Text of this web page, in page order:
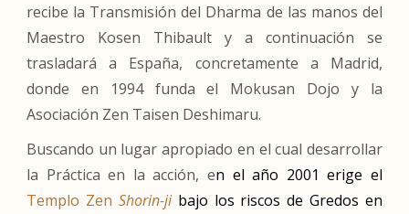
recibe la Transmisión del Dharma de las manos del
Maestro Kosen Thibault y a continuación se
trasladará a España, concretamente a Madrid,
donde en 1994 funda el Mokusan Dojo y la
Asociación Zen Taisen Deshimaru.
Buscando un lugar apropiado en el cual desarrollar
la Práctica en la acción, en el año 2001 erige el
Templo Zen Shorin-jibajo los riscos de Gredos en